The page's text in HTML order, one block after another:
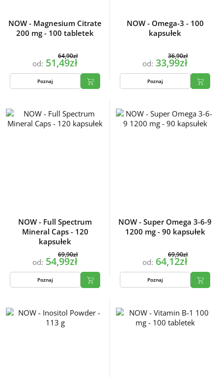
NOW - Magnesium Citrate
200 mg - 100 tabletek
od:
64,90zł
51,49zł
Poznaj
NOW - Omega-3 - 100
kapsułek
od:
36,90zł
33,99zł
Poznaj
NOW - Full Spectrum
Mineral Caps - 120
kapsułek
od:
69,90zł
54,99zł
Poznaj
NOW - Super Omega 3-6-9
1200 mg - 90 kapsułek
od:
69,90zł
64,12zł
Poznaj